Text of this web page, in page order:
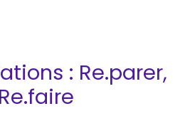
: Re.parer,
Re.faire